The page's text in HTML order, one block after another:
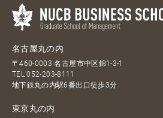
名古屋丸の内
〒460-0003 名古屋市中区錦1-3-1
TEL052-203-8111
地下鉄丸の内駅6番出口徒歩3分
東京丸の内